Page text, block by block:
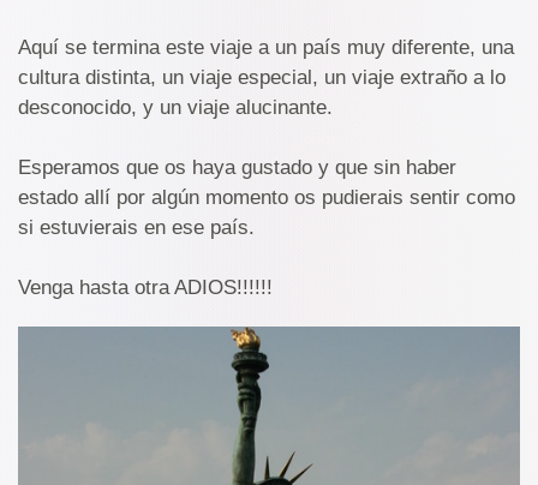
Aquí se termina este viaje a un país muy diferente, una
cultura distinta, un viaje especial, un viaje extraño a lo
desconocido, y un viaje alucinante.
Esperamos que os haya gustado y que sin haber
estado allí por algún momento os pudierais sentir como
si estuvierais en ese país.
Venga hasta otra ADIOS!!!!!!